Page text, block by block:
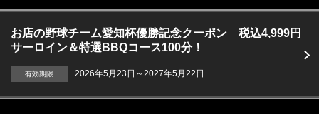
・スミノフウォッカ ・ ギルビージン
・ハウスワイン
・ソフトドリンク
・ウーロン茶・カルピス・ジンジャーエール・コーラ・オレンジジュ
ース・グレープフルーツジュース・レモンスカッシュ・アイスコーヒー
お店の野球チーム愛知杯優勝記念クーポン 税込4,999円
サーロイン＆特選BBQコース100分！
有効期限 2026年5月23日～2027年5月22日